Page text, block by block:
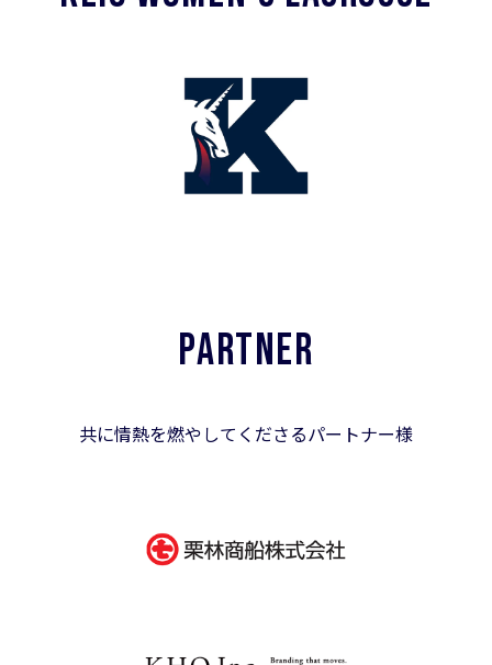
PARTNER
共に情熱を燃やしてくださるパートナー様